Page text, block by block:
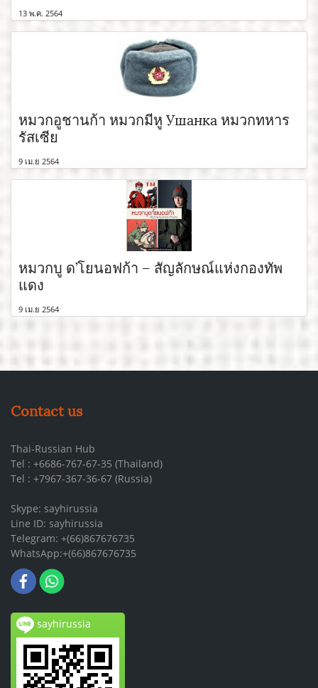
13 พ.ค. 2564
หมวกอูชานก้า หมวกมีหู Ушанка หมวกทหาร
รัสเซีย
9 เม.ย 2564
หมวกบู ด’โยนอฟก้า – สัญลักษณ์แห่งกองทัพ
แดง
9 เม.ย 2564
Contact us
Thai-Russian Hub
Tel : +6686-767-67-35 (Thailand)
Tel : +7967-367-36-67 (Russia)
Skype: sayhirussia
Line ID: sayhirussia
Telegram: +(66)867676735
WhatsApp:+(66)867676735
sayhirussia